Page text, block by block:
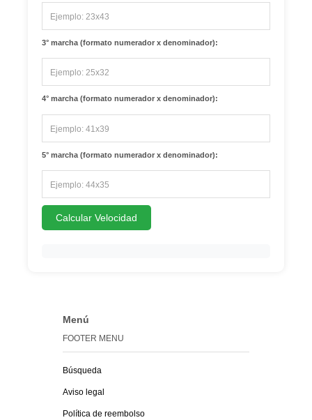
3° marcha (formato numerador x denominador):
4° marcha (formato numerador x denominador):
5° marcha (formato numerador x denominador):
Calcular Velocidad
Menú
FOOTER MENU
Búsqueda
Aviso legal
Política de reembolso